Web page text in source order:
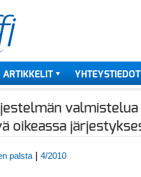
ARTIKKELIT YHTEYSTIEDOT
oikeassa
palsta| 4/2010